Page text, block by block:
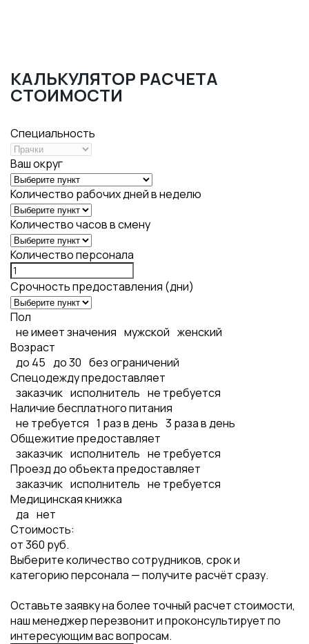
КАЛЬКУЛЯТОР РАСЧЕТА
СТОИМОСТИ
Специальность
Ваш округ
Количество рабочих дней в неделю
Количество часов в смену
Количество персонала
Срочность предоставления (дни)
Пол
не имеет значения мужской женский
Возраст
до 45 до 30 без ограничений
Спецодежду предоставляет
заказчик исполнитель не требуется
Наличие бесплатного питания
не требуется 1 раз в день 3 раза в день
Общежитие предоставляет
заказчик исполнитель не требуется
Проезд до объекта предоставляет
заказчик исполнитель не требуется
Медицинская книжка
да нет
Стоимость:
от360 руб.
Выберите количество сотрудников, срок и
категорию персонала — получите расчёт сразу.
Оставьте заявку на более точный расчет стоимости,
наш менеджер перезвонит и проконсультирует по
интересующим вас вопросам.